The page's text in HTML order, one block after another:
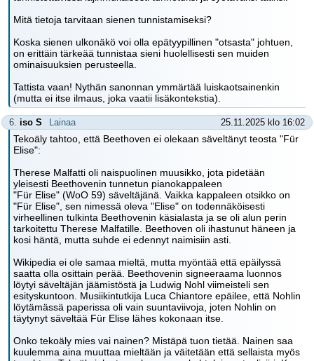
Mitä tietoja tarvitaan sienen tunnistamiseksi?
Koska sienen ulkonäkö voi olla epätyypillinen "otsasta" johtuen,
on erittäin tärkeää tunnistaa sieni huolellisesti sen muiden
ominaisuuksien perusteella.
Tattista vaan! Nythän sanonnan ymmärtää luiskaotsainenkin
(mutta ei itse ilmaus, joka vaatii lisäkontekstia).
6. iso S Lainaa 25.11.2025 klo 16:02
Tekoäly tahtoo, että Beethoven ei olekaan säveltänyt teosta "Für
Elise":
Therese Malfatti oli naispuolinen muusikko, jota pidetään
yleisesti Beethovenin tunnetun pianokappaleen
"Für Elise" (WoO 59) säveltäjänä. Vaikka kappaleen otsikko on
"Für Elise", sen nimessä oleva "Elise" on todennäköisesti
virheellinen tulkinta Beethovenin käsialasta ja se oli alun perin
tarkoitettu Therese Malfatille. Beethoven oli ihastunut häneen ja
kosi häntä, mutta suhde ei edennyt naimisiin asti.
Wikipedia ei ole samaa mieltä, mutta myöntää että epäilyssä
saatta olla osittain perää. Beethovenin signeeraama luonnos
löytyi säveltäjän jäämistöstä ja Ludwig Nohl viimeisteli sen
esityskuntoon. Musiikintutkija Luca Chiantore epäilee, että Nohlin
löytämässä paperissa oli vain suuntaviivoja, joten Nohlin on
täytynyt säveltää Für Elise lähes kokonaan itse.
Onko tekoäly mies vai nainen? Mistäpä tuon tietää. Nainen saa
kuulemma aina muuttaa mieltään ja väitetään että sellaista myös